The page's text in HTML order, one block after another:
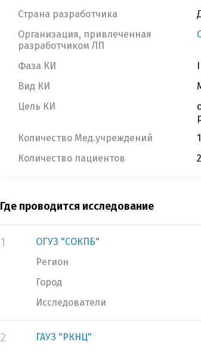
Страна разработчика
Организация, привлеченная
разработчиком ЛП
Фаза КИ
Вид КИ
Цель КИ
Количество Мед.учреждений
Количество пациентов
Где проводится исследование
1
ОГУЗ "СОКПБ"
Регион
Город
Исследователи
2
ГАУЗ "РКНЦ"